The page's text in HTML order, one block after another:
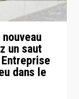
un saut
dans le